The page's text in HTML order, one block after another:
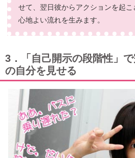
せて、翌日彼からアクションを起
心地よい流れを生みます。
3．「自己開示の段階性」
の自分を見せる